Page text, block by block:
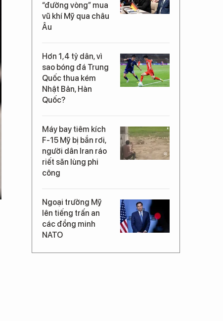
“đường vòng” mua
vũ khí Mỹ qua châu
Âu
Hơn 1,4 tỷ dân, vì
sao bóng đá Trung
Quốc thua kém
Nhật Bản, Hàn
Quốc?
Máy bay tiêm kích
F-15 Mỹ bị bắn rơi,
người dân Iran ráo
riết săn lùng phi
công
Ngoại trưởng Mỹ
lên tiếng trấn an
các đồng minh
NATO